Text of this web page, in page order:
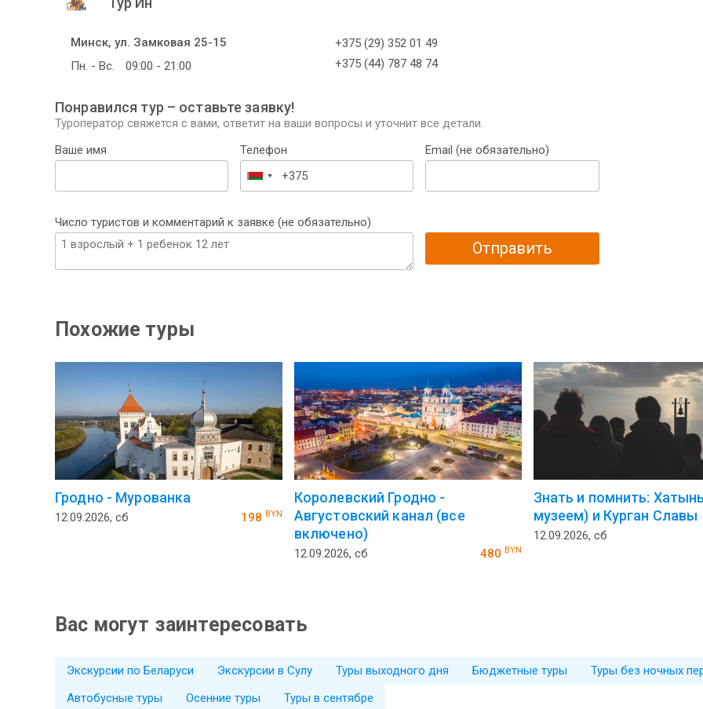
Минск, ул. Замковая 25-15
Пн. - Вс.
09:00 - 21:00
+375 (29) 352 01 49
+375 (44) 787 48 74
Понравился тур – оставьте заявку!
Туроператор свяжется с вами, ответит на ваши вопросы и уточнит все детали.
Ваше имя
Телефон
Беларусь
+375
Email (не обязательно)
Число туристов и комментарий к заявке (не обязательно)
Отправить
Похожие туры
Гродно - Мурованка
12.09.2026, сб 198 BYN
Королевский Гродно -
Августовский канал (все
включено)
12.09.2026, сб 480 BYN
Знать и помнить:
музеем) и Курган Славы
12.09.2026, сб
Вас могут заинтересовать
Экскурсии по Беларуси Экскурсии в Сулу Туры выходного дня Бюджетные туры Туры без ночных
Автобусные туры
Осенние туры Туры в сентябре